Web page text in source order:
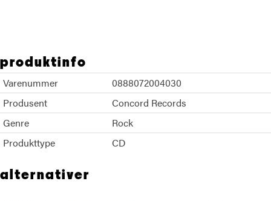
produktinfo
Varenummer
0888072004030
Produsent
Concord Records
Genre
Rock
Produkttype
CD
alternativer